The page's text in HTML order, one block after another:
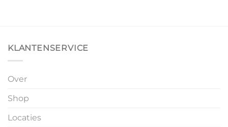
KLANTENSERVICE
Over
Shop
Locaties